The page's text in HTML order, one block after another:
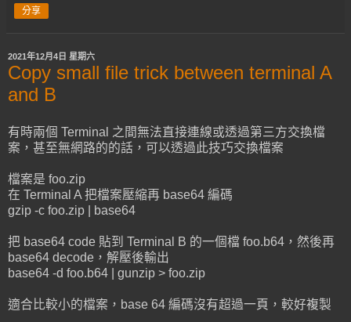
分享
2021年12月4日 星期六
Copy small file trick between terminal A
and B
有時兩個 Terminal 之間無法直接連線或透過第三方交換檔
案，甚至無網路的的話，可以透過此技巧交換檔案
檔案是 foo.zip
在 Terminal A 把檔案壓縮再 base64 編碼
gzip -c foo.zip | base64
把 base64 code 貼到 Terminal B 的一個檔 foo.b64，然後再
base64 decode，解壓後輸出
base64 -d foo.b64 | gunzip > foo.zip
適合比較小的檔案，base 64 編碼沒有超過一頁，較好複製